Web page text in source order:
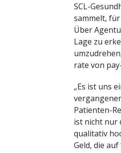
SCL-
sammelt,
Über
Lage zu
rate von
„Es ist uns
Patienten-
ist nicht nur
qualitativ
Geld, die